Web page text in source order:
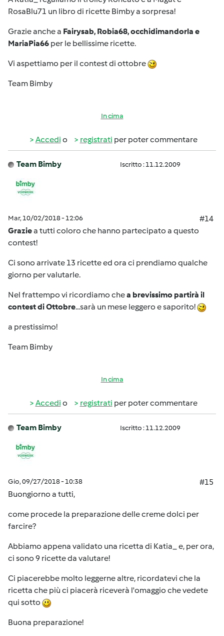
RosaBlu71 un libro di ricette Bimby a sorpresa!
Grazie anche a Fairysab, Robia68, occhidimandorla e
MariaPia66 per le bellissime ricette.
Vi aspettiamo per il contest di ottobre
Team Bimby
In cima
Accedi o registrati per poter commentare
Team Bimby Iscritto : 11.12.2009
Mar, 10/02/2018 - 12:06
#14
Graziea tutti coloro che hanno partecipato a questo
contest!
Ci sono arrivate 13 ricette ed ora ci prendiamo qualche
giorno per valutarle.
Nel frattempo vi ricordiamo chea brevissimo partirà il
contest di Ottobre...sarà un mese leggero e saporito!
a prestissimo!
Team Bimby
In cima
Accedi o registrati per poter commentare
Team Bimby Iscritto : 11.12.2009
Gio, 09/27/2018 - 10:38
#15
Buongiorno a tutti,
come procede la preparazione delle creme dolci per
farcire?
Abbiamo appena validato una ricetta di Katia_ e, per ora,
ci sono 9 ricette da valutare!
Ci piacerebbe molto leggerne altre, ricordatevi che la
ricetta che più ci piacerà riceverà l'omaggio che vedete
qui sotto
Buona preparazione!